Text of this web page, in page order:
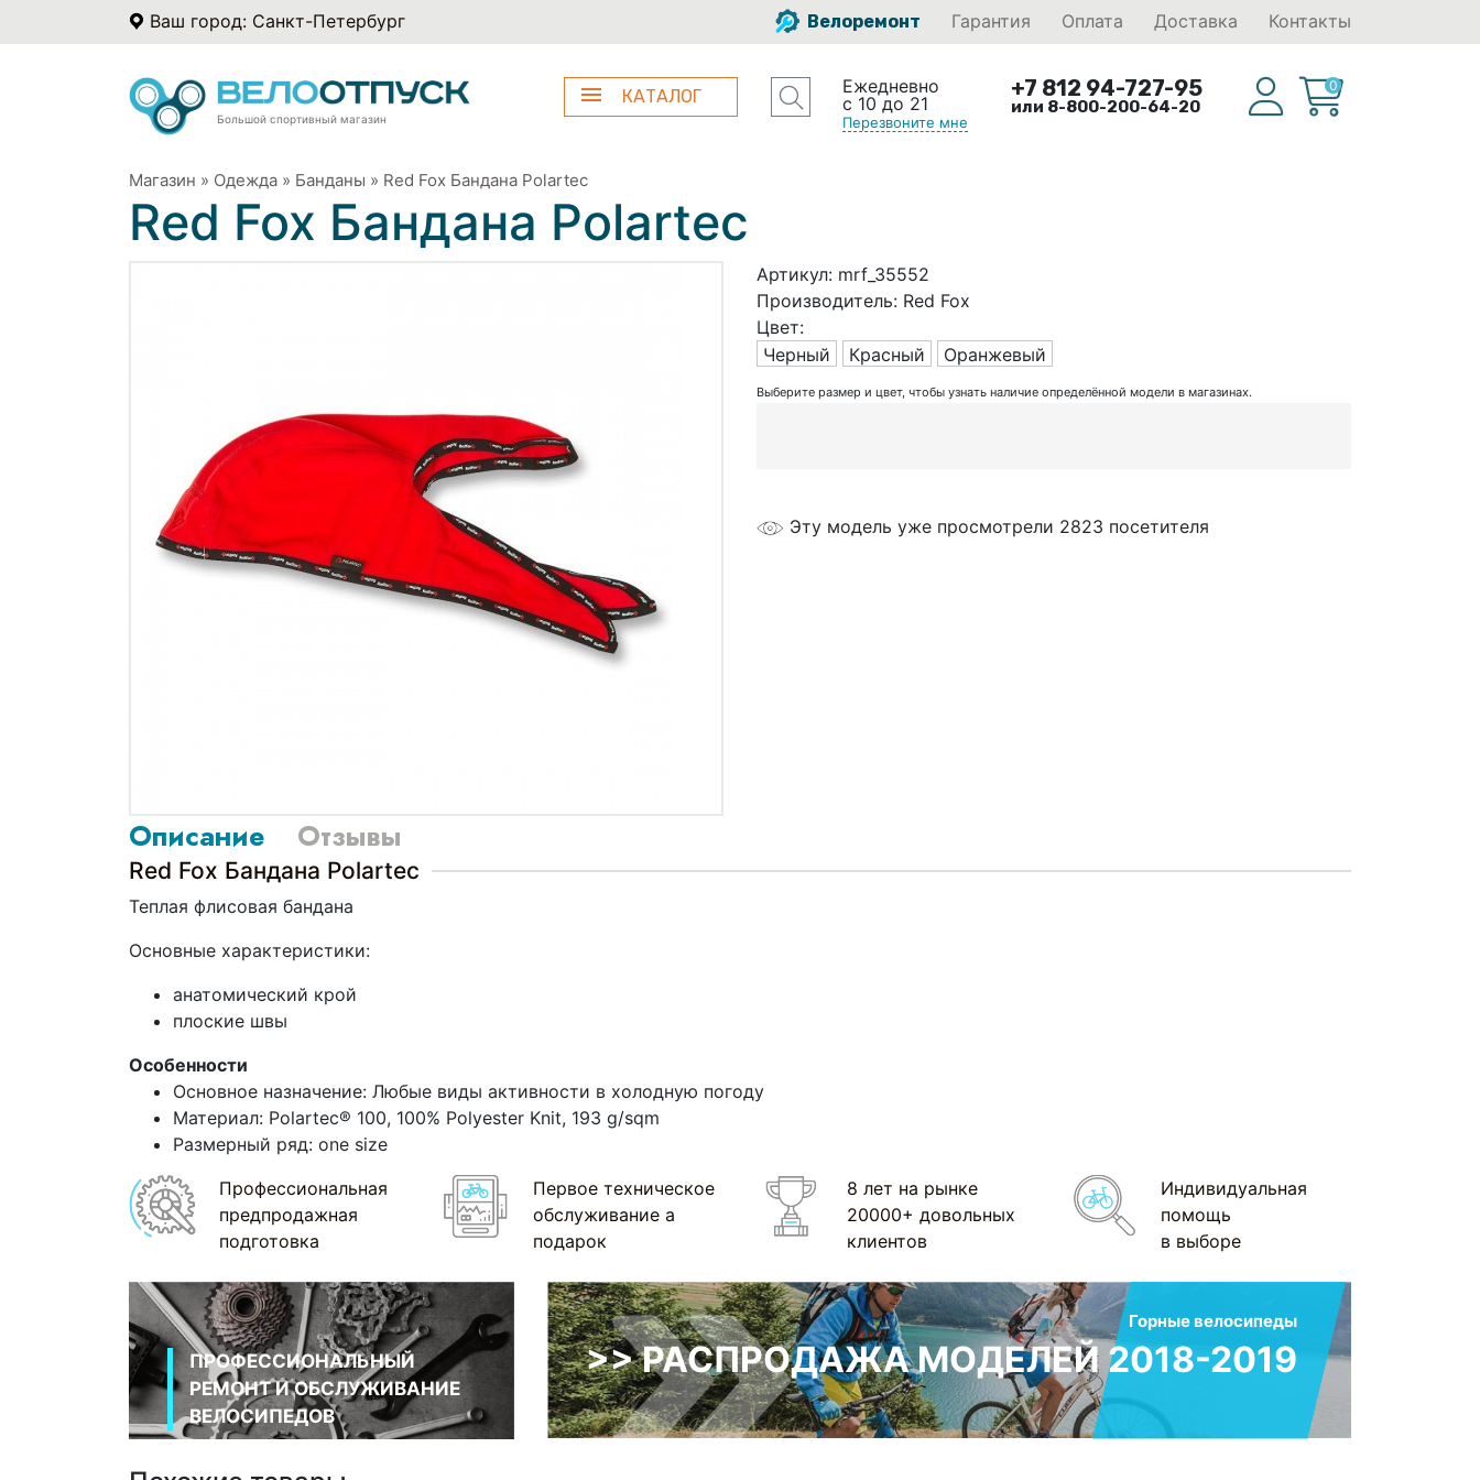
Ваш город: Санкт-Петербург Велоремонт Гарантия Оплата Доставка Контакты
Большой спортивный магазин
КАТАЛОГ
Ежедневно
с 10 до 21
Перезвоните мне
+7 812 94-727-95
или 8-800-200-64-20
0
Магазин » Одежда » Банданы » Red Fox Бандана Polartec
Red Fox Бандана Polartec
Артикул: mrf_35552
Производитель: Red Fox
Цвет:
Черный
Красный Оранжевый
Выберите размер и цвет, чтобы узнать наличие определённой модели в магазинах.
Эту модель уже просмотрели 2823 посетителя
Описание Отзывы
Red Fox Бандана Polartec
Теплая флисовая бандана
Основные характеристики:
анатомический крой
плоские швы
Особенности
Основное назначение: Любые виды активности в холодную погоду
Материал: Polartec® 100, 100% Polyester Knit, 193 g/sqm
Размерный ряд: one size
Профессиональная
предпродажная
подготовка
Первое техническое
обслуживание а
подарок
8 лет на рынке
20000+ довольных
клиентов
Индивидуальная
помощь
в выборе
ПРОФЕССИОНАЛЬНЫЙ
РЕМОНТ И ОБСЛУЖИВАНИЕ
ВЕЛОСИПЕДОВ
Горные велосипеды
>> РАСПРОДАЖА МОДЕЛЕЙ 2018-2019